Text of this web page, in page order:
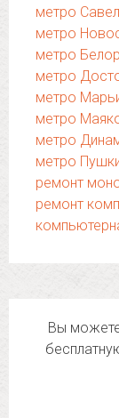
метро
метро
метро
метро
метро
метро
метро
метро
ремонт
ремонт
Вы